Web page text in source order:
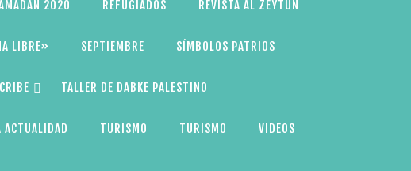
2020 REFUGIADOS REVISTA AL ZEYTUN
LIBRE» SEPTIEMBRE SÍMBOLOS PATRIOS
TALLER DE DABKE PALESTINO
ACTUALIDAD TURISMO TURISMO VIDEOS